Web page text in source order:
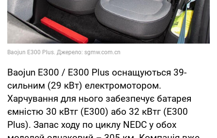
Baojun E300 / E300 Plus оснащуються 39-
сильним (29 кВт) електромотором.
Харчування для нього забезпечує батарея
ємністю 30 кВтг (E300) або 32 кВтг (E300
Plus). Запас ходу по циклу NEDC у обох